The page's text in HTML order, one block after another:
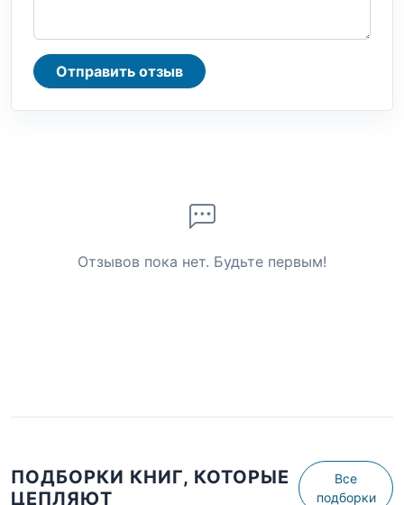
Отправить отзыв
Отзывов пока нет. Будьте первым!
ПОДБОРКИ КНИГ, КОТОРЫЕ
ЦЕПЛЯЮТ
Все
подборки